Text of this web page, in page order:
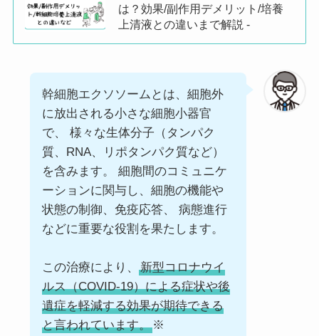
は？効果/副作用デメリット/培養
上清液との違いまで解説 -
幹細胞エクソソームとは、細胞外
に放出される小さな細胞小器官
で、 様々な生体分子（タンパク
質、RNA、リポタンパク質など）
を含みます。 細胞間のコミュニケ
ーションに関与し、細胞の機能や
状態の制御、免疫応答、 病態進行
などに重要な役割を果たします。
この治療により、
新型コロナウイ
ルス（COVID-19）による症状や後
遺症を軽減する効果が期待できる
と言われています。※